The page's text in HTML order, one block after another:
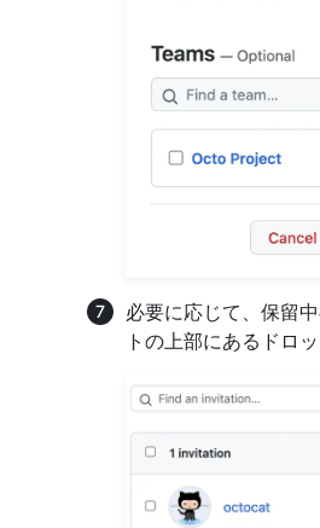
必要に応じて、保留
トの上部にあるドロ